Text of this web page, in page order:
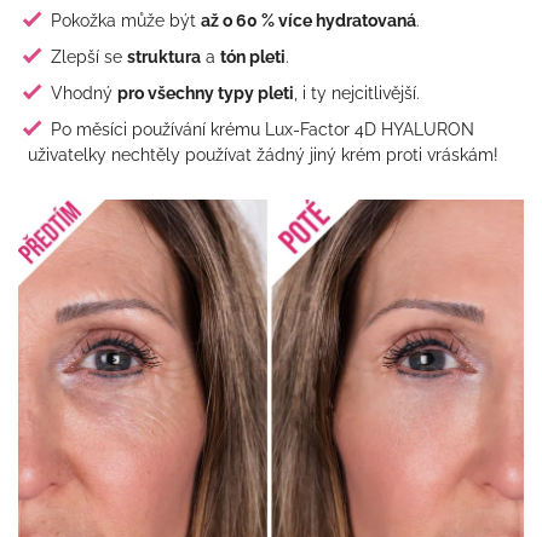
Pokožka může být až o 60 % více hydratovaná.
Zlepší se strukturaa tón pleti.
Vhodný pro všechny typy pleti , i ty nejcitlivější.
Po měsíci používání krému Lux-Factor 4D HYALURON
uživatelky nechtěly používat žádný jiný krém proti vráskám!